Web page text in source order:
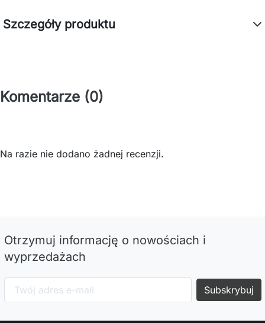
Szczegóły produktu
Komentarze (0)
Na razie nie dodano żadnej recenzji.
Otrzymuj informację o nowościach i
wyprzedażach